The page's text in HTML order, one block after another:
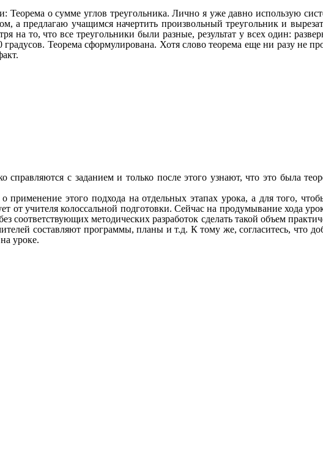
о сумме углов треугольника. Лично я уже давно использую
а предлагаю учащимся начертить произвольный треугольник и
на то, что все треугольники были разные, результат у всех один:
Теорема сформулирована. Хотя слово теорема еще ни разу не
с заданием и только после этого узнают, что это была
этого подхода на отдельных этапах урока, а для того,
от учителя колоссальной подготовки. Сейчас на продумывание хода
соответствующих методических разработок сделать такой объем
составляют программы, планы и т.д. К тому же, согласитесь, что
уроке.